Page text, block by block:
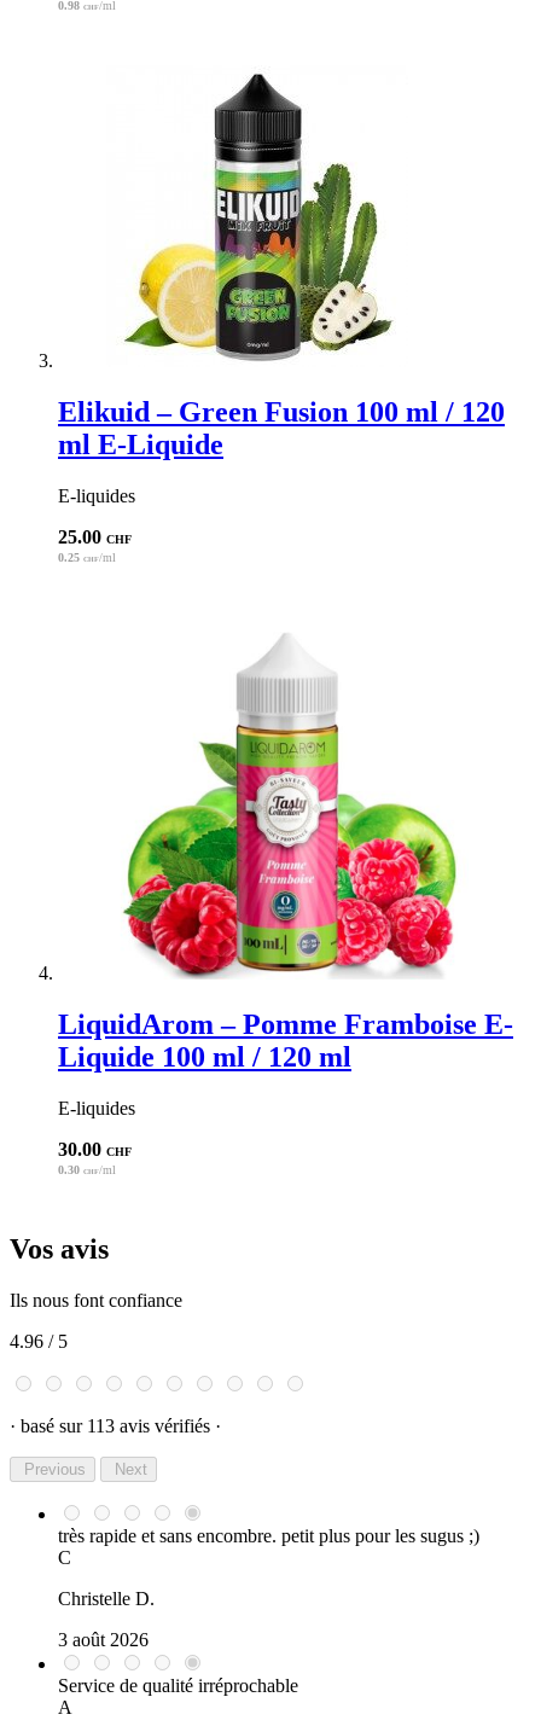
0.98 CHF/ml
Elikuid – Green Fusion 100 ml / 120
ml E-Liquide
E-liquides
25.00 CHF
0.25 CHF/ml
LiquidArom – Pomme Framboise E-
Liquide 100 ml / 120 ml
E-liquides
30.00 CHF
0.30 CHF/ml
Vos avis
Ils nous font confiance
4.96 / 5
· basé sur 113 avis vérifiés ·
Previous Next
très rapide et sans encombre. petit plus pour les sugus ;)
C
Christelle D.
3 août 2026
Service de qualité irréprochable
A